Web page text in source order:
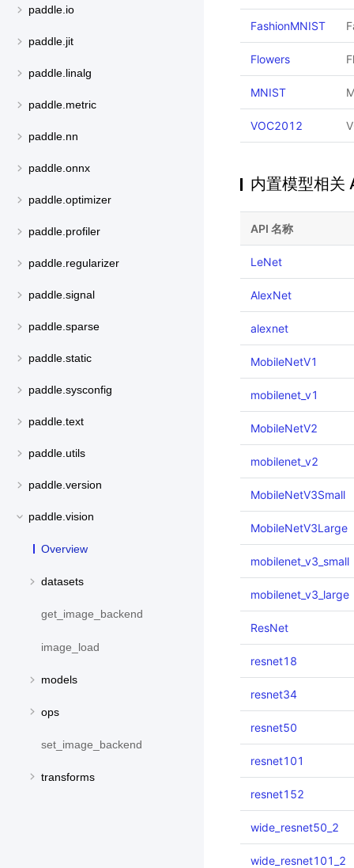
paddle.io
paddle.jit
paddle.linalg
paddle.metric
paddle.nn
paddle.onnx
paddle.optimizer
paddle.profiler
paddle.regularizer
paddle.signal
paddle.sparse
paddle.static
paddle.sysconfig
paddle.text
paddle.utils
paddle.version
paddle.vision
Overview
datasets
get_image_backend
image_load
models
ops
set_image_backend
transforms
FashionMNIST
Flowers
MNIST
VOC2012
内置模型相关
API 名称
LeNet
AlexNet
alexnet
MobileNetV1
mobilenet_v1
MobileNetV2
mobilenet_v2
MobileNetV3Small
MobileNetV3Large
mobilenet_v3_small
mobilenet_v3_large
ResNet
resnet18
resnet34
resnet50
resnet101
resnet152
wide_resnet50_2
wide_resnet101_2